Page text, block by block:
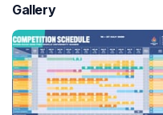
Gallery